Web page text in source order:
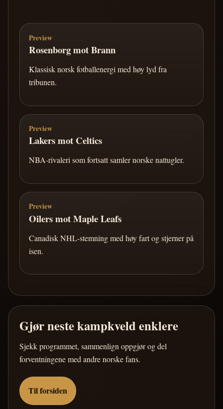
Preview
Rosenborg mot Brann
Klassisk norsk fotballenergi med høy lyd fra
tribunen.
Preview
Lakers mot Celtics
NBA-rivaleri som fortsatt samler norske nattugler.
Preview
Oilers mot Maple Leafs
Canadisk NHL-stemning med høy fart og stjerner på
isen.
Gjør neste kampkveld enklere
Sjekk programmet, sammenlign oppgjør og del
forventningene med andre norske fans.
Til forsiden